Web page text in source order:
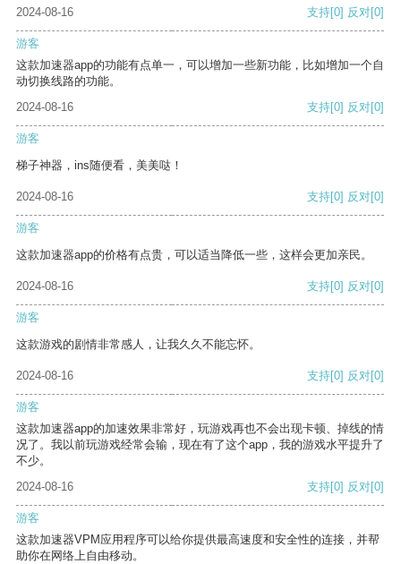
2024-08-16
支持[0] 反对[0]
游客
这款加速器app的功能有点单一，可以增加一些新功能，比如增加一个自
动切换线路的功能。
2024-08-16
支持[0] 反对[0]
游客
梯子神器，ins随便看，美美哒！
2024-08-16 支持[0] 反对[0]
游客
这款加速器app的价格有点贵，可以适当降低一些，这样会更加亲民。
2024-08-16 支持[0] 反对[0]
游客
这款游戏的剧情非常感人，让我久久不能忘怀。
2024-08-16 支持[0] 反对[0]
游客
这款加速器app的加速效果非常好，玩游戏再也不会出现卡顿、掉线的情
况了。我以前玩游戏经常会输，现在有了这个app，我的游戏水平提升了
不少。
2024-08-16
支持[0] 反对[0]
游客
这款加速器VPM应用程序可以给你提供最高速度和安全性的连接，并帮
助你在网络上自由移动。